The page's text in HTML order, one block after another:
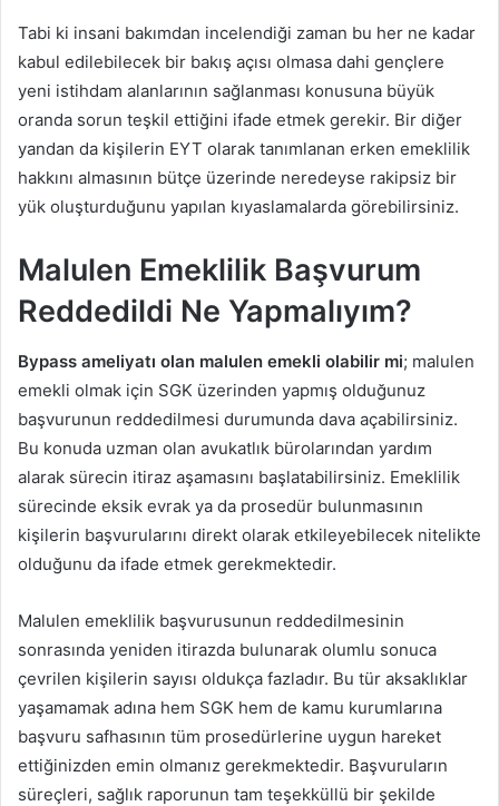
Tabi ki insani bakımdan incelendiği zaman bu her ne kadar
kabul edilebilecek bir bakış açısı olmasa dahi gençlere
yeni istihdam alanlarının sağlanması konusuna büyük
oranda sorun teşkil ettiğini ifade etmek gerekir. Bir diğer
yandan da kişilerin EYT olarak tanımlanan erken emeklilik
hakkını almasının bütçe üzerinde neredeyse rakipsiz bir
yük oluşturduğunu yapılan kıyaslamalarda görebilirsiniz.
Malulen Emeklilik Başvurum
Reddedildi Ne Yapmalıyım?
Bypass ameliyatı olan malulen emekli olabilir mi; malulen
emekli olmak için SGK üzerinden yapmış olduğunuz
başvurunun reddedilmesi durumunda dava açabilirsiniz.
Bu konuda uzman olan avukatlık bürolarından yardım
alarak sürecin itiraz aşamasını başlatabilirsiniz. Emeklilik
sürecinde eksik evrak ya da prosedür bulunmasının
kişilerin başvurularını direkt olarak etkileyebilecek nitelikte
olduğunu da ifade etmek gerekmektedir.
Malulen emeklilik başvurusunun reddedilmesinin
sonrasında yeniden itirazda bulunarak olumlu sonuca
çevrilen kişilerin sayısı oldukça fazladır. Bu tür aksaklıklar
yaşamamak adına hem SGK hem de kamu kurumlarına
başvuru safhasının tüm prosedürlerine uygun hareket
ettiğinizden emin olmanız gerekmektedir. Başvuruların
süreçleri, sağlık raporunun tam teşekküllü bir şekilde